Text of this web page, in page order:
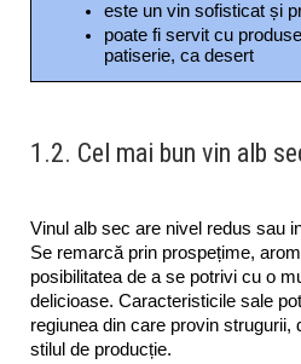
este un vin sofisticat și
poate fi servit cu
patiserie, ca desert
1.2. Cel mai bun vin alb
Vinul alb sec are nivel redus sau
Se remarcă prin prospețime,
posibilitatea de a se potrivi cu o
delicioase. Caracteristicile sale
regiunea din care provin strugurii,
stilul de producție.